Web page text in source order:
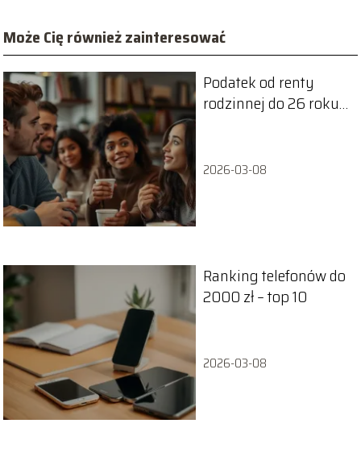
Może Cię również zainteresować
Podatek od renty
rodzinnej do 26 roku
2026-03-08
Ranking telefonów do
2000 zł – top 10
2026-03-08